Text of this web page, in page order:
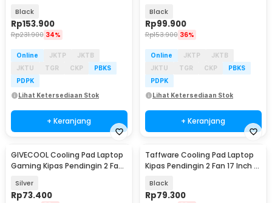
Black
Rp153.900
Rp231.900 34%
Online JKTP
JKTB
JKTU
TGR CKP
PBKS
PDPK
Lihat Ketersediaan Stok
+ Keranjang
Black
Rp99.900
Rp153.900 36%
Online JKTP
JKTB
JKTU
TGR CKP
PBKS
PDPK
Lihat Ketersediaan Stok
+ Keranjang
GIVECOOL Cooling Pad Laptop
Gaming Kipas Pendingin 2 Fan
Silver
Rp73.400
Taffware Cooling Pad Laptop
Kipas Pendingin 2 Fan 17 Inch -
Black
Rp79.300